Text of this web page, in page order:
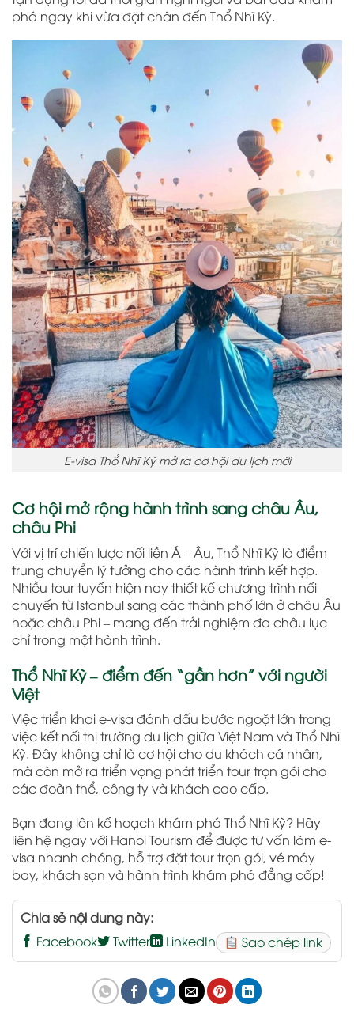
phá ngay khi vừa đặt chân đến Thổ Nhĩ Kỳ.
E-visa Thổ Nhĩ Kỳ mở ra cơ hội du lịch mới
Cơ hội mở rộng hành trình sang châu Âu,
châu Phi
Với vị trí chiến lược nối liền Á – Âu, Thổ Nhĩ Kỳ là điểm
trung chuyển lý tưởng cho các hành trình kết hợp.
Nhiều tour tuyến hiện nay thiết kế chương trình nối
chuyến từ Istanbul sang các thành phố lớn ở châu Âu
hoặc châu Phi – mang đến trải nghiệm đa châu lục
chỉ trong một hành trình.
Thổ Nhĩ Kỳ – điểm đến “gần hơn” với người
Việt
Việc triển khai e-visa đánh dấu bước ngoặt lớn trong
việc kết nối thị trường du lịch giữa Việt Nam và Thổ Nhĩ
Kỳ. Đây không chỉ là cơ hội cho du khách cá nhân,
mà còn mở ra triển vọng phát triển tour trọn gói cho
các đoàn thể, công ty và khách cao cấp.
Bạn đang lên kế hoạch khám phá Thổ Nhĩ Kỳ? Hãy
liên hệ ngay với Hanoi Tourism để được tư vấn làm e-
visa nhanh chóng, hỗ trợ đặt tour trọn gói, vé máy
bay, khách sạn và hành trình khám phá đẳng cấp!
Chia sẻ nội dung này:
Facebook
Twitter LinkedIn Sao chép link